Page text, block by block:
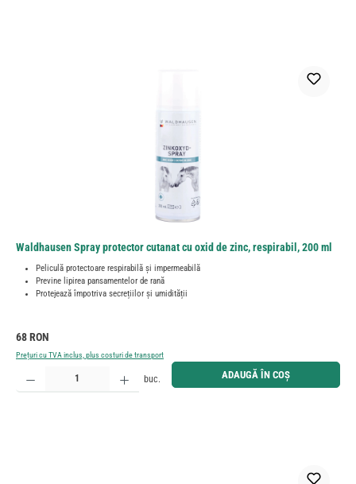
Waldhausen Spray protector cutanat cu oxid de zinc, respirabil, 200 ml
Peliculă protectoare respirabilă și impermeabilă
Previne lipirea pansamentelor de rană
Protejează împotriva secrețiilor și umidității
Preț obișnuit:
68 RON
Prețuri cu TVA inclus, plus costuri de transport
Cantitate produs: Introduceți cantitatea dorită sau utilizați butoanele pentru a mări sau micșora
buc. ADAUGĂ ÎN COȘ